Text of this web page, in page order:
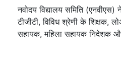
नवोदय विद्यालय समिति
टीजीटी, विविध श्रेणी के शिक्षक,
सहायक, महिला सहायक निदेशक